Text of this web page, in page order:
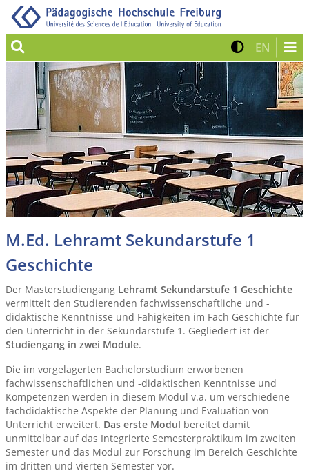
Suche Kontrast
EN Zur
M.Ed. Lehramt Sekundarstufe 1
Geschichte
Der Masterstudiengang Lehramt Sekundarstufe 1 Geschichte
vermittelt den Studierenden fachwissenschaftliche und -
didaktische Kenntnisse und Fähigkeiten im Fach Geschichte für
den Unterricht in der Sekundarstufe 1. Gegliedert ist der
Studiengang in zwei Module.
Die im vorgelagerten Bachelorstudium erworbenen
fachwissenschaftlichen und -didaktischen Kenntnisse und
Kompetenzen werden in diesem Modul v.a. um verschiedene
fachdidaktische Aspekte der Planung und Evaluation von
Unterricht erweitert. Das erste Modul bereitet damit
unmittelbar auf das Integrierte Semesterpraktikum im zweiten
Semester und das Modul zur Forschung im Bereich Geschichte
im dritten und vierten Semester vor.